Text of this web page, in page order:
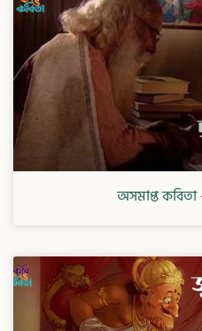
অসমাপ্ত কবিতা